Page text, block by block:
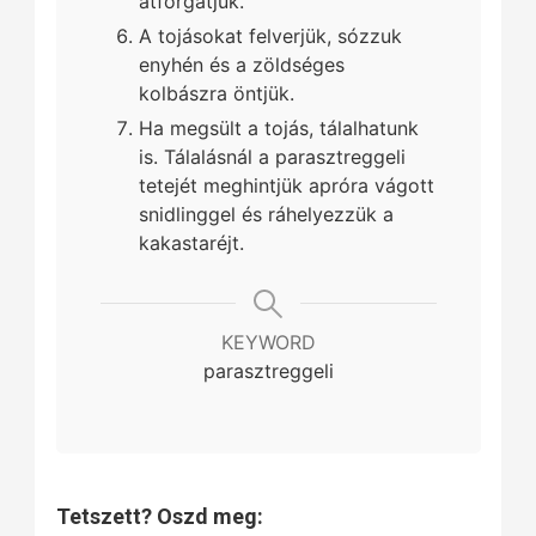
A tojásokat felverjük, sózzuk
enyhén és a zöldséges
kolbászra öntjük.
Ha megsült a tojás, tálalhatunk
is. Tálalásnál a parasztreggeli
tetejét meghintjük apróra vágott
snidlinggel és ráhelyezzük a
kakastaréjt.
KEYWORD
parasztreggeli
Tetszett? Oszd meg: